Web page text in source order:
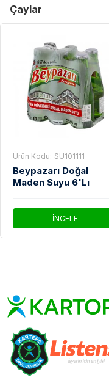
Çaylar
Ürün Kodu: SU101111
Beypazarı Doğal
Maden Suyu 6'Lı
İNCELE